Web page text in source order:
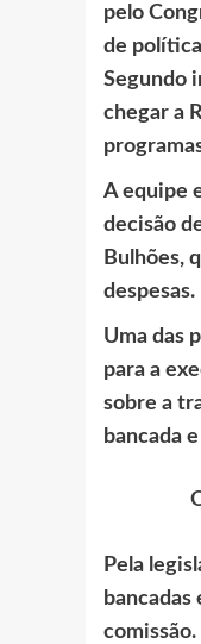
pelo
de
Segundo
chegar a
A equipe
decisão
Bulhões,
despesas.
Uma das
para a
sobre a
bancada
Pela